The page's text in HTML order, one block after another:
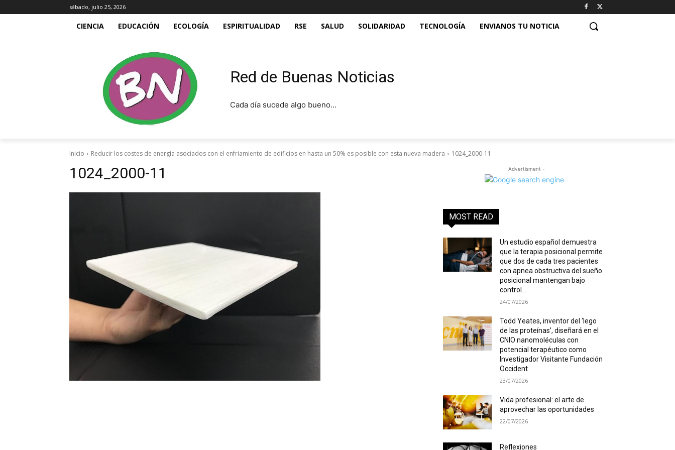
sábado, julio 25, 2026
CIENCIA EDUCACIÓN ECOLOGÍA ESPIRITUALIDAD RSE SALUD SOLIDARIDAD TECNOLOGÍA ENVIANOS TU NOTICIA
Red de Buenas Noticias
Cada día sucede algo bueno...
Inicio Reducir los costes de energía asociados con el enfriamiento de edificios en hasta un 50% es posible con esta nueva madera 1024_2000-11
1024_2000-11 - Advertisment -
MOST READ
Un estudio español demuestra
que la terapia posicional permite
que dos de cada tres pacientes
con apnea obstructiva del sueño
posicional mantengan bajo
control...
24/07/2026
Todd Yeates, inventor del ‘lego
de las proteínas’, diseñará en el
CNIO nanomoléculas con
potencial terapéutico como
Investigador Visitante Fundación
Occident
23/07/2026
Vida profesional: el arte de
aprovechar las oportunidades
22/07/2026
Reflexiones